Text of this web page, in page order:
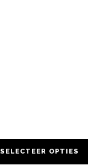
SELECTEER OPTIES